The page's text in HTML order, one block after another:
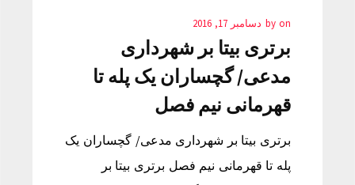
by on دسامبر 17, 2016
برتری بیتا بر شهرداری
مدعی/ گچساران یک پله تا
قهرمانی نیم فصل
برتری بیتا بر شهرداری مدعی/ گچساران یک
پله تا قهرمانی نیم فصل برتری بیتا بر